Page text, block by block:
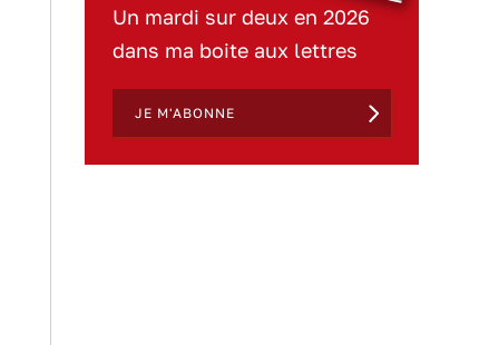
Un mardi sur deux en 2026
dans ma boite aux lettres
JE M'ABONNE